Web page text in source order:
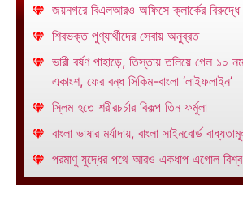
জয়নগরে বিএলআরও অফিসে ক্লার্কের
শিবভক্ত পুণ্যার্থীদের সেবায় অনুব্রত
ভারী বর্ষণ পাহাড়ে, তিস্তায় তলিয়ে গেল ১০
একাংশ, ফের বন্ধ সিকিম-বাংলা ‘লাইফলাইন’
স্লিম হতে শরীরচর্চার বিকল্প তিন ফর্মুলা
বাংলা ভাষার মর্যাদায়, বাংলা সাইনবোর্ড
পরমাণু যুদ্ধের পথে আরও একধাপ এগোল